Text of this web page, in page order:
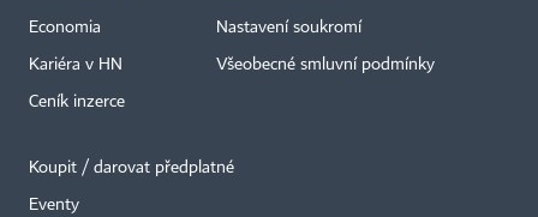
Economia
Kariéra v HN
Ceník inzerce
Nastavení soukromí
Všeobecné smluvní podmínky
Koupit / darovat předplatné
Eventy